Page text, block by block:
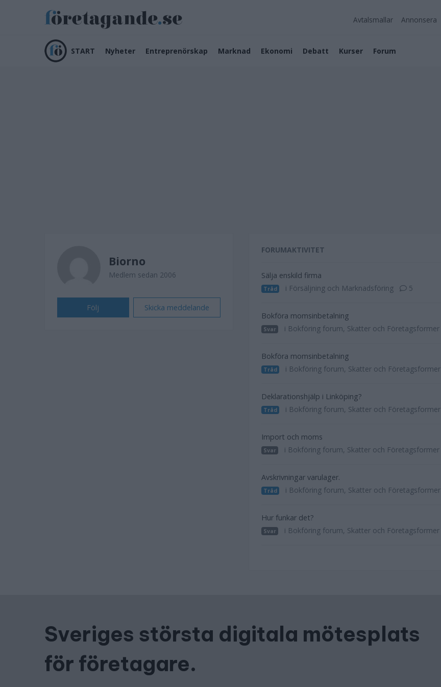
Avtalsmallar Annonsera
START Nyheter Entreprenörskap Marknad Ekonomi Debatt Kurser Forum
Biorno
Medlem sedan 2006
Följ Skicka meddelande
FORUMAKTIVITET
Sälja enskild firma
Tråd i Försäljning och Marknadsföring 5
Bokföra momsinbetalning
Svar i Bokföring forum, Skatter och Företagsformer
Bokföra momsinbetalning
Tråd i Bokföring forum, Skatter och Företagsformer
Deklarationshjälp i Linköping?
Tråd i Bokföring forum, Skatter och Företagsformer
Import och moms
Svar i Bokföring forum, Skatter och Företagsformer
Avskrivningar varulager.
Tråd i Bokföring forum, Skatter och Företagsformer
Hur funkar det?
Svar i Bokföring forum, Skatter och Företagsformer
Sveriges största digitala mötesplats
för företagare.